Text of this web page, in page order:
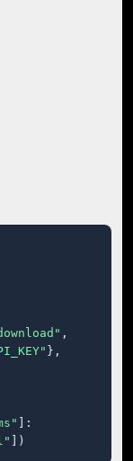
,
},
]:
])